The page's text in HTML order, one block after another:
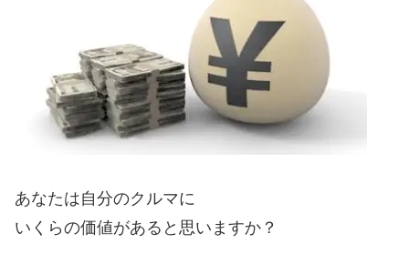
あなたは自分のクルマに
いくらの価値があると思いますか？